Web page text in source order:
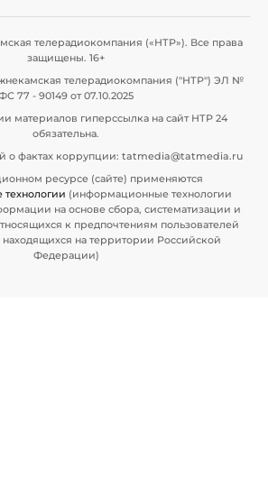
телерадиокомпания («НТР»). Все права
защищены. 16+
телерадиокомпания ("НТР") ЭЛ №
77 - 90149 от 07.10.2025
материалов гиперссылка на сайт НТР 24
обязательна.
о фактах коррупции: tatmedia@tatmedia.ru
ресурсе (сайте) применяются
технологии (информационные технологии
на основе сбора, систематизации и
к предпочтениям пользователей
находящихся на территории Российской
Федерации)